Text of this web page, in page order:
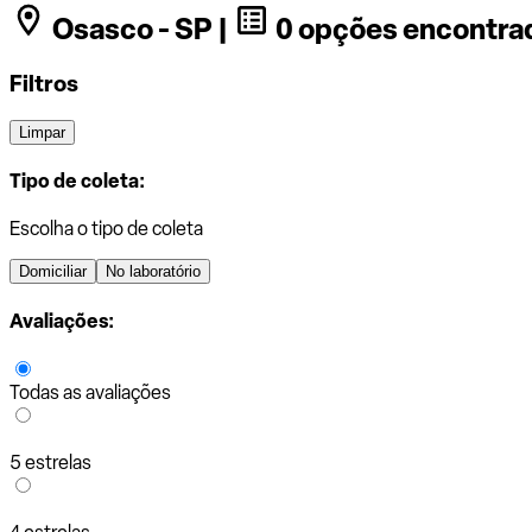
Osasco - SP | 0 opções
Filtros
Limpar
Tipo de coleta:
Escolha o tipo de coleta
Domiciliar No laboratório
Avaliações:
Todas as avaliações
5 estrelas